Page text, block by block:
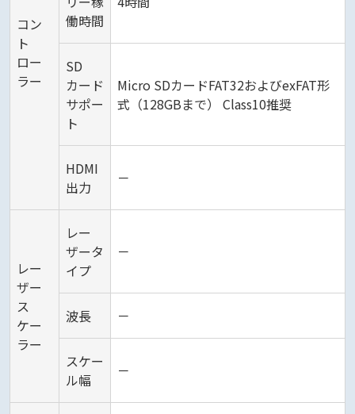
コン
ト
ロー
ラー
働時間
SD
カード
サポー
ト
Micro SDカードFAT32およびexFAT形
式（128GBまで） Class10推奨
HDMI
出力
－
レー
ザー
ス
ケー
ラー
レー
ザータ
イプ
－
波長 －
スケー
ル幅
－